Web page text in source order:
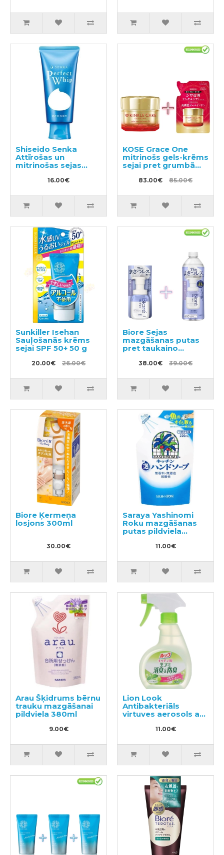
Shiseido Senka
Attīrošas un
mitrinošas sejas
16.00€
KOSE Grace One
mitrinošs gels-krēms
sejai pret grumbām
100g + pildviela 90g
83.00€ 85.00€
Sunkiller Isehan
Sauļošanās krēms
sejai SPF 50+ 50 g
20.00€ 26.00€
Biore Sejas
mazgāšanas putas
pret taukaino
pildviela 340ml
38.00€ 39.00€
Biore Ķermeņa
losjons 300ml
30.00€
Saraya Yashinomi
Roku mazgāšanas
putas pildviela
11.00€
Arau Šķidrums bērnu
trauku mazgāšanai
pildviela 380ml
9.00€
Lion Look
Antibakteriāls
virtuves aerosols ar
piparmētras
aromātu 300ml
11.00€